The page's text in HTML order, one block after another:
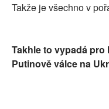
Takže je všechno v
Takhle to vypadá
Putinově válce na